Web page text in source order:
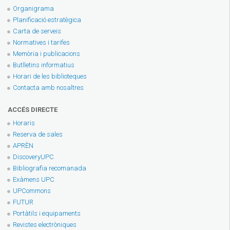
Organigrama
Planificació estratègica
Carta de serveis
Normatives i tarifes
Memòria i publicacions
Butlletins informatius
Horari de les biblioteques
Contacta amb nosaltres
ACCÉS DIRECTE
Horaris
Reserva de sales
APRÈN
DiscoveryUPC
Bibliografia recomanada
Exàmens UPC
UPCommons
FUTUR
Portàtils i equipaments
Revistes electròniques